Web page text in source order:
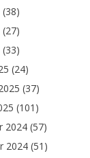
(38)
(27)
(33)
(24)
(37)
(101)
2024(57)
2024(51)